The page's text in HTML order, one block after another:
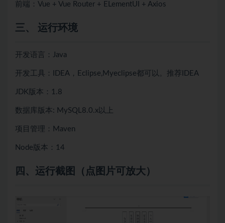
前端：Vue + Vue Router + ELementUI + Axios
三、 运行环境
开发语言：Java
开发工具：IDEA，Eclipse,Myeclipse都可以。推荐IDEA
JDK版本：1.8
数据库版本: MySQL8.0.x以上
项目管理：Maven
Node版本：14
四、 运行截图（点图片可放大）